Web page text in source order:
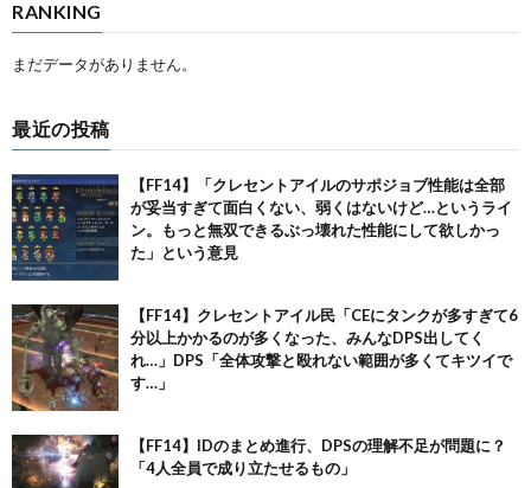
RANKING
まだデータがありません。
最近の投稿
【FF14】「クレセントアイルのサポジョブ性能は全部
が妥当すぎて面白くない、弱くはないけど…というライ
ン。もっと無双できるぶっ壊れた性能にして欲しかっ
た」という意見
【FF14】クレセントアイル民「CEにタンクが多すぎて6
分以上かかるのが多くなった、みんなDPS出してく
れ…」DPS「全体攻撃と殴れない範囲が多くてキツイで
す…」
【FF14】IDのまとめ進行、DPSの理解不足が問題に？
「4人全員で成り立たせるもの」